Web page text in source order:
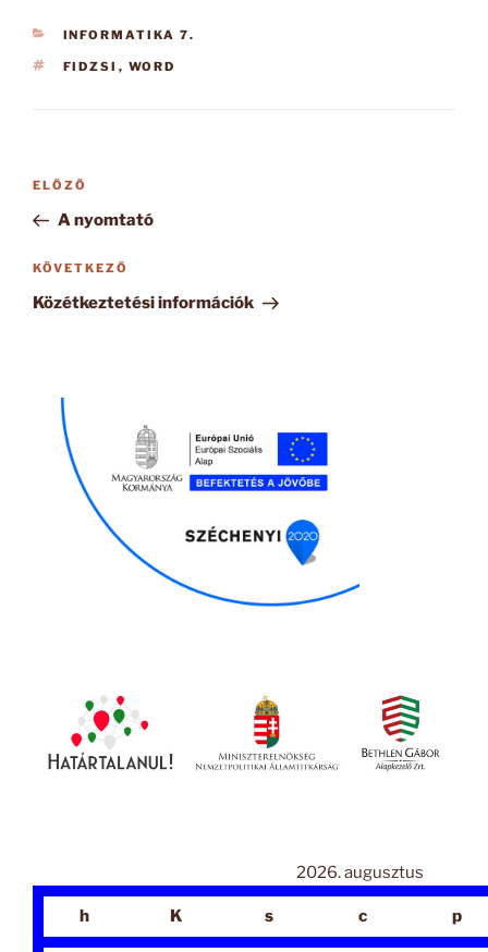
KATEGÓRIÁK
INFORMATIKA 7.
CÍMKÉK
FIDZSI , WORD
Bejegyzés
Korábbi
bejegyzés
ELŐZŐ
A nyomtató
Következő
bejegyzés
KÖVETKEZŐ
Közétkeztetési információk
2026. augusztus
h K s c p